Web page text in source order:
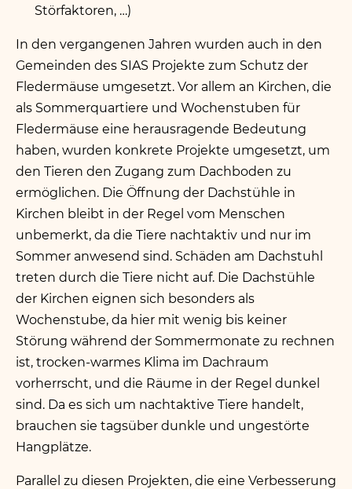
Störfaktoren, …)
In den vergangenen Jahren wurden auch in den
Gemeinden des SIAS Projekte zum Schutz der
Fledermäuse umgesetzt. Vor allem an Kirchen, die
als Sommerquartiere und Wochenstuben für
Fledermäuse eine herausragende Bedeutung
haben, wurden konkrete Projekte umgesetzt, um
den Tieren den Zugang zum Dachboden zu
ermöglichen. Die Öffnung der Dachstühle in
Kirchen bleibt in der Regel vom Menschen
unbemerkt, da die Tiere nachtaktiv und nur im
Sommer anwesend sind. Schäden am Dachstuhl
treten durch die Tiere nicht auf. Die Dachstühle
der Kirchen eignen sich besonders als
Wochenstube, da hier mit wenig bis keiner
Störung während der Sommermonate zu rechnen
ist, trocken-warmes Klima im Dachraum
vorherrscht, und die Räume in der Regel dunkel
sind. Da es sich um nachtaktive Tiere handelt,
brauchen sie tagsüber dunkle und ungestörte
Hangplätze.
Parallel zu diesen Projekten, die eine Verbesserung